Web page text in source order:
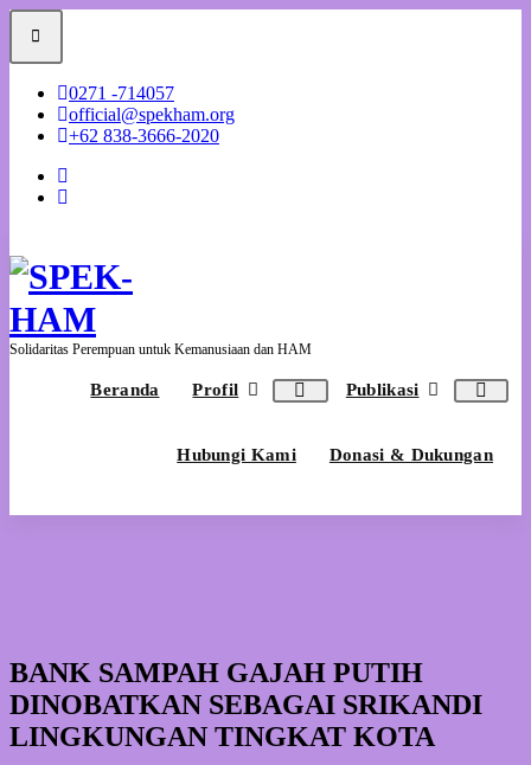
Skip
content
0271 -714057
official@spekham.org
+62 838-3666-2020
Solidaritas Perempuan untuk Kemanusiaan dan HAM
Beranda Profil Publikasi
Hubungi Kami Donasi & Dukungan
BANK SAMPAH GAJAH PUTIH
DINOBATKAN SEBAGAI SRIKANDI
LINGKUNGAN TINGKAT KOTA